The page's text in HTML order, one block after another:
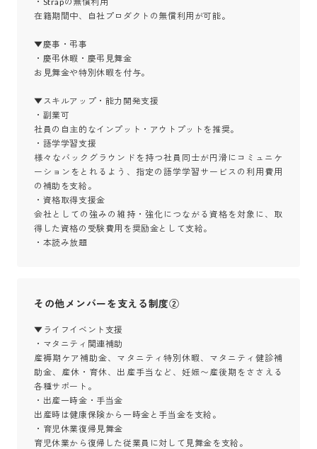
在籍期間中、自社プロダクトの無償利用が可能。
▼慶事・弔事
・慶弔休暇・慶弔見舞金
お見舞金や特別休暇を付与。
▼スキルアップ・能力開発支援
・副業可
社員の自主的なインプット・アウトプットを推奨。
・語学学習支援
様々なバックグラウンドを持つ社員同士が円滑にコミュニケ
ーションをとれるよう、指定の語学学習サービスの利用費用
の補助を支給。
・資格取得支援金
会社としての強みの維持・強化につながる資格を対象に、取
得した資格の受験費用を奨励金として支給。
・本読み放題
その他メンバーを支える制度②
▼ライフイベント支援
・マタニティ関連補助
産褥期ケア補助金、マタニティ特別休暇、マタニティ健診補
助金、産休・育休、出産手当など、妊娠〜産後期をささえる
各種サポート。
・出産一時金・手当金
出産時は健康保険から一時金と手当金を支給。
・育児休業復帰見舞金
育児休業から復帰した従業員に対して見舞金を支給。